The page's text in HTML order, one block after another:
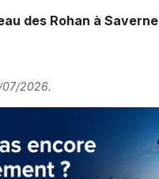
Choisir mes départements
des Rohan à Saverne
07/2026.